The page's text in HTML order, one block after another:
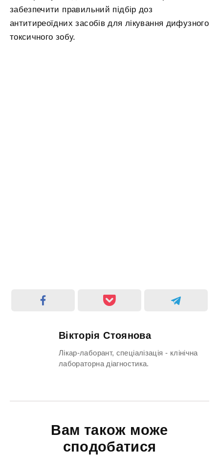
забезпечити правильний підбір доз
антитиреоїдних засобів для лікування дифузного
токсичного зобу.
Вікторія Стоянова
Лікар-лаборант, спеціалізація - клінічна
лабораторна діагностика.
Вам також може
сподобатися